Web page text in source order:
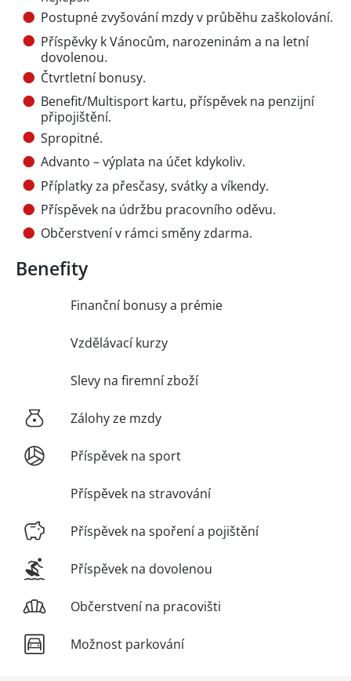
Postupné zvyšování mzdy v průběhu zaškolování.
Příspěvky k Vánocům, narozeninám a na letní
dovolenou.
Čtvrtletní bonusy.
Benefit/Multisport kartu, příspěvek na penzijní
připojištění.
Spropitné.
Advanto – výplata na účet kdykoliv.
Příplatky za přesčasy, svátky a víkendy.
Příspěvek na údržbu pracovního oděvu.
Občerstvení v rámci směny zdarma.
Benefity
Finanční bonusy a prémie
Vzdělávací kurzy
Slevy na firemní zboží
Zálohy ze mzdy
Příspěvek na sport
Příspěvek na stravování
Příspěvek na spoření a pojištění
Příspěvek na dovolenou
Občerstvení na pracovišti
Možnost parkování